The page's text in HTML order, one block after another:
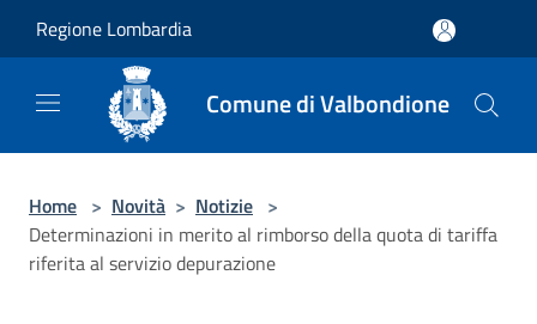
Regione Lombardia
Comune di Valbondione
Home > Novità > Notizie >
Determinazioni in merito al rimborso della quota di tariffa
riferita al servizio depurazione